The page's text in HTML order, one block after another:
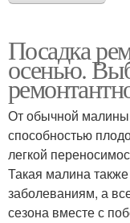
Посадка
осенью.
От обычной малины
способностью
легкой
Такая малина
заболеваниям, а
сезона вместе с